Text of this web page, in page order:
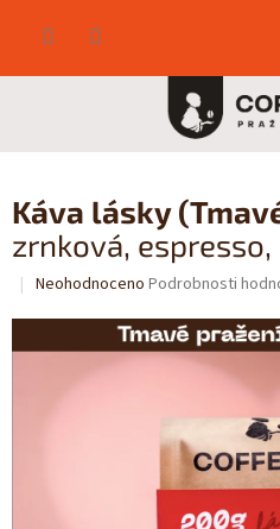
Káva lásky
zrnková,
Průměrné
je
Neohodnoceno Podrobnosti